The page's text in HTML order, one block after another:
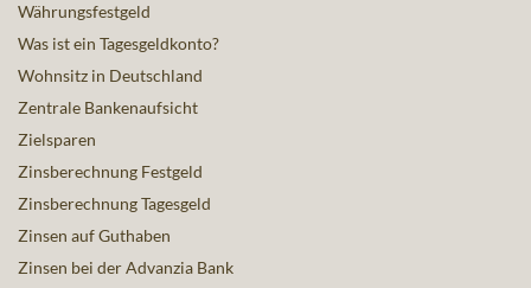
Währungsfestgeld
Was ist ein Tagesgeldkonto?
Wohnsitz in Deutschland
Zentrale Bankenaufsicht
Zielsparen
Zinsberechnung Festgeld
Zinsberechnung Tagesgeld
Zinsen auf Guthaben
Zinsen bei der Advanzia Bank